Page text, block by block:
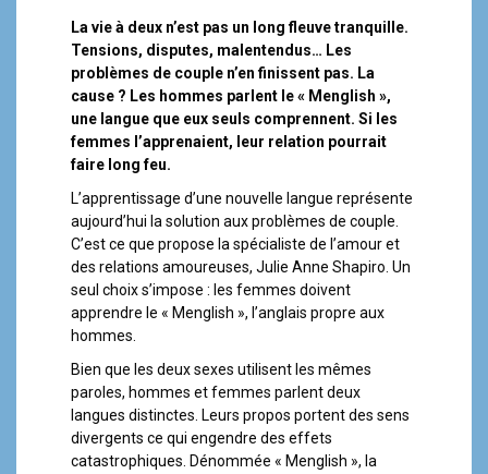
La vie à deux n’est pas un long fleuve tranquille.
Tensions, disputes, malentendus… Les
problèmes de couple n’en finissent pas. La
cause ? Les hommes parlent le « Menglish »,
une langue que eux seuls comprennent. Si les
femmes l’apprenaient, leur relation pourrait
faire long feu.
L’apprentissage d’une nouvelle langue représente
aujourd’hui la solution aux problèmes de couple.
C’est ce que propose la spécialiste de l’amour et
des relations amoureuses, Julie Anne Shapiro. Un
seul choix s’impose : les femmes doivent
apprendre le « Menglish », l’anglais propre aux
hommes.
Bien que les deux sexes utilisent les mêmes
paroles, hommes et femmes parlent deux
langues distinctes. Leurs propos portent des sens
divergents ce qui engendre des effets
catastrophiques. Dénommée « Menglish », la